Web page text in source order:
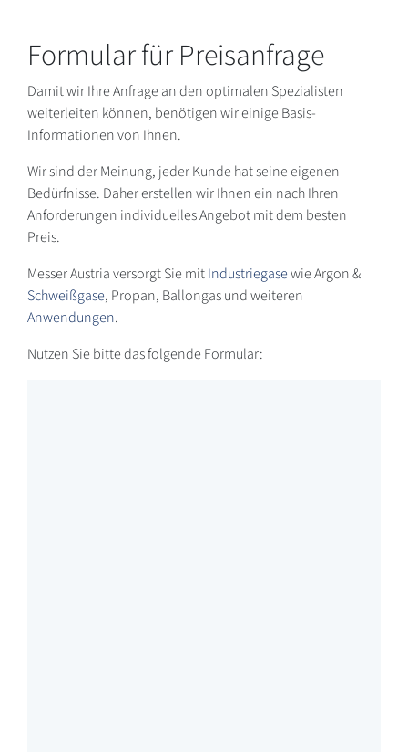
Formular für Preisanfrage
Damit wir Ihre Anfrage an den optimalen Spezialisten
weiterleiten können, benötigen wir einige Basis-
Informationen von Ihnen.
Wir sind der Meinung, jeder Kunde hat seine eigenen
Bedürfnisse. Daher erstellen wir Ihnen ein nach Ihren
Anforderungen individuelles Angebot mit dem besten
Preis.
Messer Austria versorgt Sie mitIndustriegasewie Argon &
Schweißgase, Propan, Ballongas und weiteren
Anwendungen.
Nutzen Sie bitte das folgende Formular: